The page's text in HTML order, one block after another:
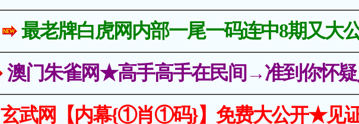
最老牌白虎网内部一尾一码连中8期又大
澳门朱雀网★高手高手在民间→准到你怀
玄武网【内幕{①肖①码}】免费大公开★见